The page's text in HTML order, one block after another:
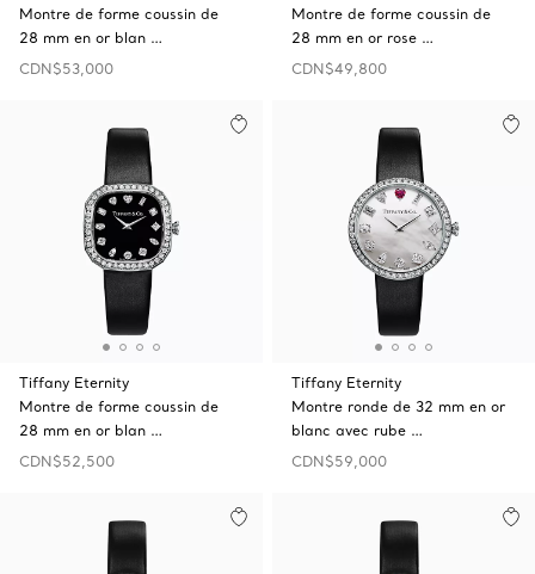
Montre de forme coussin de
28 mm en or blan …
CDN$53,000
Montre de forme coussin de
28 mm en or rose …
CDN$49,800
Tiffany Eternity
Montre de forme coussin de
28 mm en or blan …
CDN$52,500
Tiffany Eternity
Montre ronde de 32 mm en or
blanc avec rube …
CDN$59,000